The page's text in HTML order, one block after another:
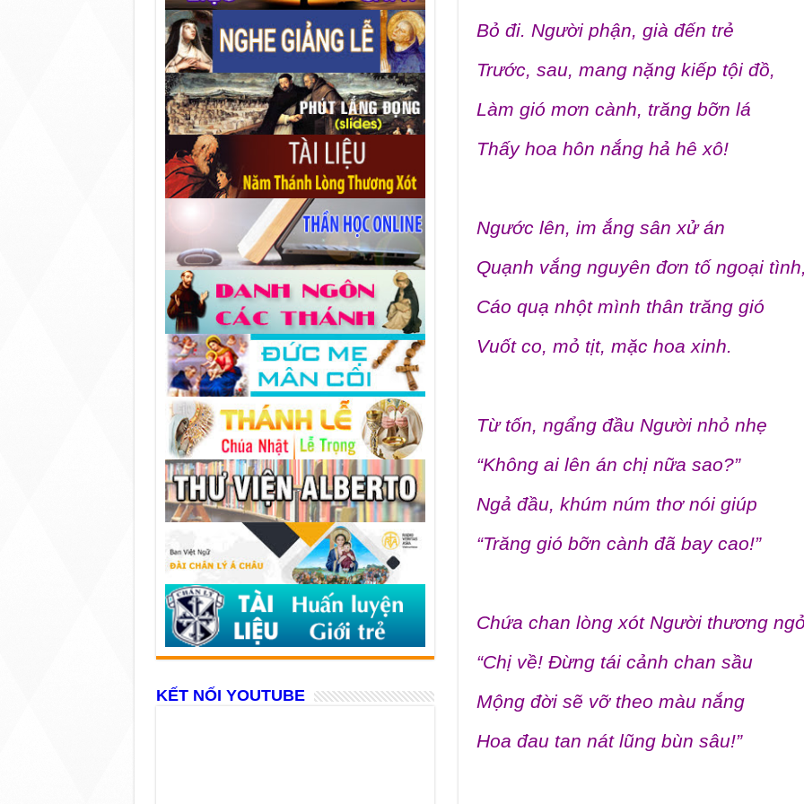
Bỏ đi. Người phận, già đến trẻ
Trước, sau, mang nặng kiếp tội đồ,
Làm gió mơn cành, trăng bỡn lá
Thấy hoa hôn nắng hả hê xô!
Ngước lên, im ắng sân xử án
Quạnh vắng nguyên đơn tố ngoại
Cáo quạ nhột mình thân trăng gió
Vuốt co, mỏ tịt, mặc hoa xinh.
Từ tốn, ngẩng đầu Người nhỏ nhẹ
“Không ai lên án chị nữa sao?”
Ngả đầu, khúm núm thơ nói giúp
“Trăng gió bỡn cành đã bay cao!”
Chứa chan lòng xót Người thương
“Chị về! Đừng tái cảnh chan sầu
Mộng đời sẽ vỡ theo màu nắng
Hoa đau tan nát lũng bùn sâu!”
KẾT NỐI YOUTUBE